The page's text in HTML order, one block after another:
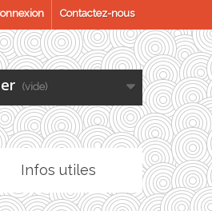
Contactez-nous
(vide)
Infos utiles